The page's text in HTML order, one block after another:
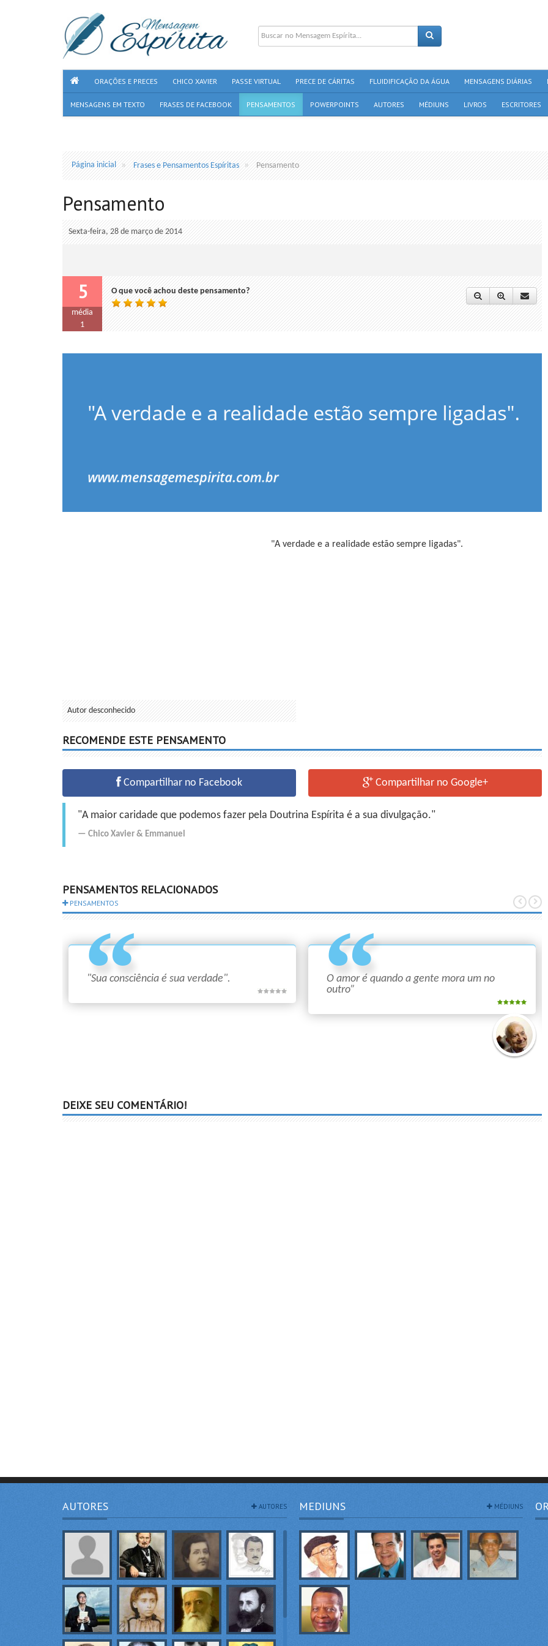
ORAÇÕES E PRECES CHICO XAVIER PASSE VIRTUAL PRECE DE CÁRITAS FLUIDIFICAÇÃO DA ÁGUA MENSAGENS DIÁRIAS
MENSAGENS EM TEXTO FRASES DE FACEBOOK PENSAMENTOS POWERPOINTS AUTORES MÉDIUNS LIVROS ESCRITORES
Página inicial Frases e Pensamentos Espíritas Pensamento
Pensamento
Sexta-feira, 28 de março de 2014
5
média
1
O que você achou deste pensamento?
"A verdade e a realidade estão sempre ligadas".
Autor desconhecido
RECOMENDE ESTE PENSAMENTO
Compartilhar no Facebook Compartilhar no Google+
"A maior caridade que podemos fazer pela Doutrina Espírita é a sua divulgação."
Chico Xavier & Emmanuel
PENSAMENTOS RELACIONADOS
PENSAMENTOS
"Sua consciência é sua verdade".
O amor é quando a gente mora um no
outro”
DEIXE SEU COMENTÁRIO!
AUTORES AUTORES MEDIUNS MÉDIUNS